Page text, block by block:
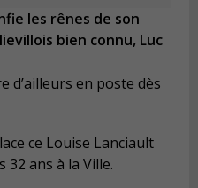
les rênes de son
bien connu, Luc
d’ailleurs en poste dès
ce Louise Lanciault
ans à la Ville.